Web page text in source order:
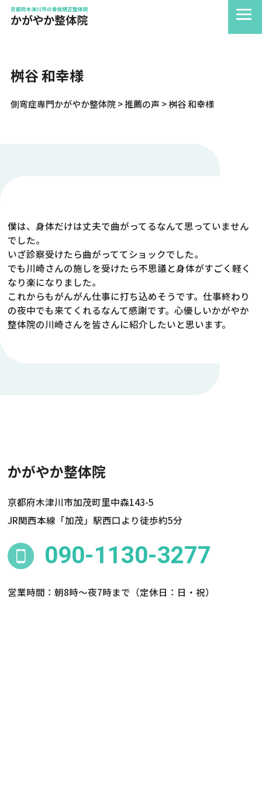
桝谷 和幸様
側弯症専門かがやか整体院>推薦の声 >桝谷 和幸様
僕は、身体だけは丈夫で曲がってるなんて思っていません
でした。
いざ診察受けたら曲がっててショックでした。
でも川崎さんの施しを受けたら不思議と身体がすごく軽く
なり楽になりました。
これからもがんがん仕事に打ち込めそうです。仕事終わり
の夜中でも来てくれるなんて感謝です。心優しいかがやか
整体院の川崎さんを皆さんに紹介したいと思います。
かがやか整体院
京都府木津川市加茂町里中森143-5
JR関西本線「加茂」駅西口より徒歩約5分
090-1130-3277
営業時間：朝8時～夜7時まで（定休⽇：⽇・祝）